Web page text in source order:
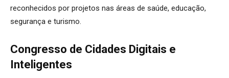
reconhecidos por projetos nas áreas de saúde, educação,
segurança e turismo.
Congresso de Cidades Digitais e
Inteligentes